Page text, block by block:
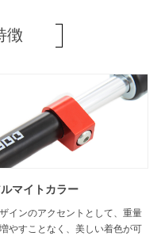
徴
マイトカラー
インのアクセントとして、重量
やすことなく、美しい着色が可